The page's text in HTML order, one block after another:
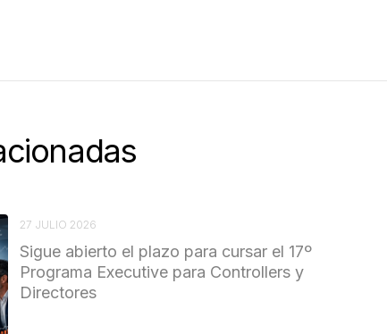
27 JULIO 2026
Sigue abierto el plazo para cursar el 17º
Programa Executive para Controllers y
Directores